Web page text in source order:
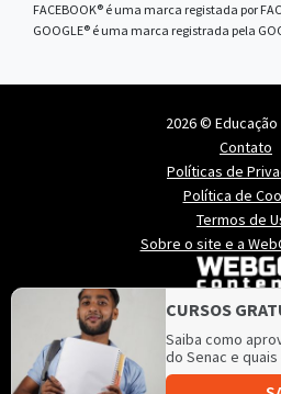
CURSOS
Saiba como
do Senac e
FACEBOOK® é uma marca registada por
GOOGLE® é uma marca registrada pela
2026 © Educação
Contato
Políticas de
Política de
Termos de
Sobre o site e a